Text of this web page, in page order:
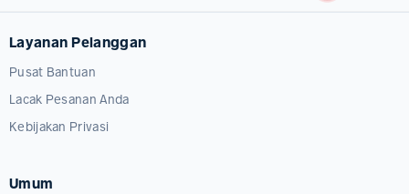
Layanan Pelanggan
Pusat Bantuan
Lacak Pesanan Anda
Kebijakan Privasi
Umum